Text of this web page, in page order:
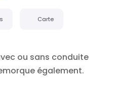
Carte
ou sans conduite
également.